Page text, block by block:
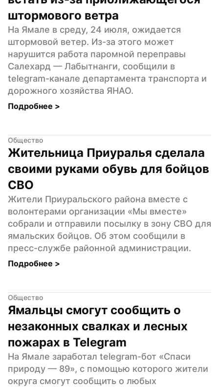
штормового ветра
На Ямале в среду, 24 июля, ожидается
штормовой ветер. Из-за этого может
нарушится работа паромной переправы
Салехард — Лабытнанги, сообщили в
telegram-канале департамента транспорта и
дорожного хозяйства ЯНАО.
Подробнее >
Общество
Жительница Приуралья сделала
своими руками обувь для бойцов
СВО
Жители Приуральского района вместе с
волонтерами организации «Мы вместе»
собрали и отправили посылку в зону СВО для
ямальских бойцов. Об этом сообщили в
пресс-службе районной администрации.
Подробнее >
Общество
Ямальцы смогут сообщить о
незаконных свалках и лесных
пожарах в Telegram
На Ямале заработал telegram-бот «Спаси
природу — 89», с помощью которого жители
округа смогут сообщить о любых